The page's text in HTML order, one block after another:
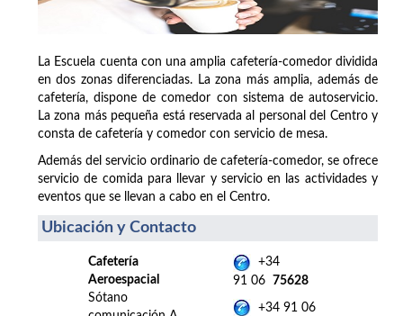
La Escuela cuenta con una amplia cafetería-comedor dividida
en dos zonas diferenciadas. La zona más amplia, además de
cafetería, dispone de comedor con sistema de autoservicio.
La zona más pequeña está reservada al personal del Centro y
consta de cafetería y comedor con servicio de mesa.
Además del servicio ordinario de cafetería-comedor, se ofrece
servicio de comida para llevar y servicio en las actividades y
eventos que se llevan a cabo en el Centro.
Ubicación y Contacto
Cafetería
Aeroespacial
Sótano
+34
91 06 75628
+34 91 06